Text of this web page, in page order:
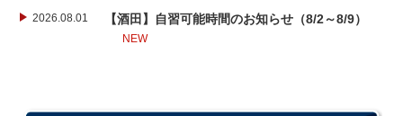
2026.08.01 【酒田】自習可能時間のお知らせ（8/2～8/9）
NEW